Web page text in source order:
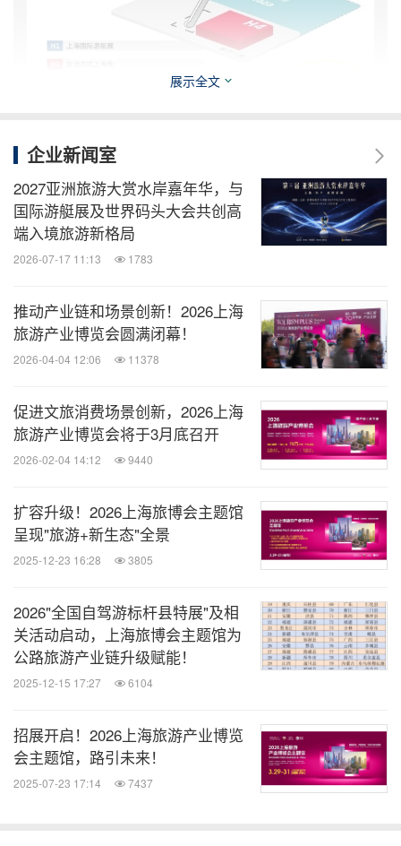
12个产业大类
展示全文
企业新闻室
2027亚洲旅游大赏水岸嘉年华，与
国际游艇展及世界码头大会共创高
端入境旅游新格局
2026-07-17 11:13 1783
推动产业链和场景创新！2026上海
旅游产业博览会圆满闭幕！
2026-04-04 12:06 11378
促进文旅消费场景创新，2026上海
旅游产业博览会将于3月底召开
2026-02-04 14:12 9440
扩容升级！2026上海旅博会主题馆
呈现"旅游+新生态"全景
2025-12-23 16:28 3805
2026"全国自驾游标杆县特展"及相
关活动启动，上海旅博会主题馆为
公路旅游产业链升级赋能！
2025-12-15 17:27 6104
招展开启！2026上海旅游产业博览
会主题馆，路引未来！
2025-07-23 17:14 7437